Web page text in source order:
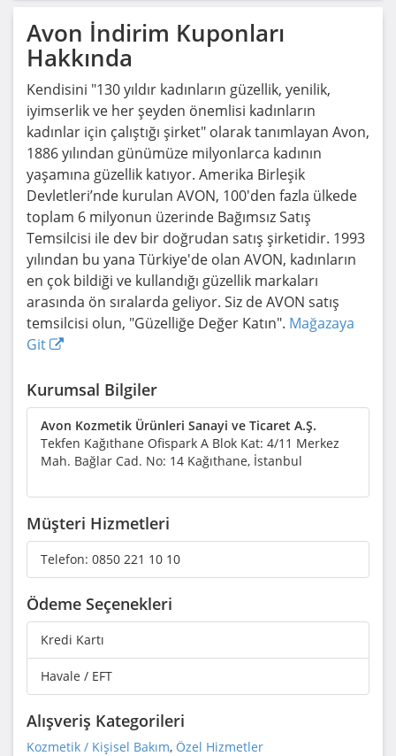
Avon İndirim Kuponları
Hakkında
Kendisini "130 yıldır kadınların güzellik, yenilik,
iyimserlik ve her şeyden önemlisi kadınların
kadınlar için çalıştığı şirket" olarak tanımlayan Avon,
1886 yılından günümüze milyonlarca kadının
yaşamına güzellik katıyor. Amerika Birleşik
Devletleri’nde kurulan AVON, 100'den fazla ülkede
toplam 6 milyonun üzerinde Bağımsız Satış
Temsilcisi ile dev bir doğrudan satış şirketidir. 1993
yılından bu yana Türkiye'de olan AVON, kadınların
en çok bildiği ve kullandığı güzellik markaları
arasında ön sıralarda geliyor. Siz de AVON satış
temsilcisi olun, "Güzelliğe Değer Katın". Mağazaya
Git
Kurumsal Bilgiler
Avon Kozmetik Ürünleri Sanayi ve Ticaret A.Ş.
Tekfen Kağıthane Ofispark A Blok Kat: 4/11 Merkez
Mah. Bağlar Cad. No: 14 Kağıthane, İstanbul
Müşteri Hizmetleri
Telefon: 0850 221 10 10
Ödeme Seçenekleri
Kredi Kartı
Havale / EFT
Alışveriş Kategorileri
Kozmetik / Kişisel Bakım, Özel Hizmetler